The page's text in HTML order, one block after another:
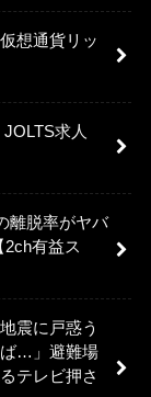
想通貨リッ
求人
離脱率がヤバ
有益ス
震に戸惑う
…」避難場
テレビ押さ